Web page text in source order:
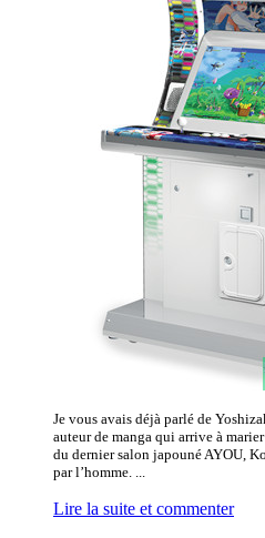
Je vous avais déjà parlé de
auteur de manga qui arrive à
du dernier salon japouné AYOU,
par l’homme. ...
Lire la suite et commenter